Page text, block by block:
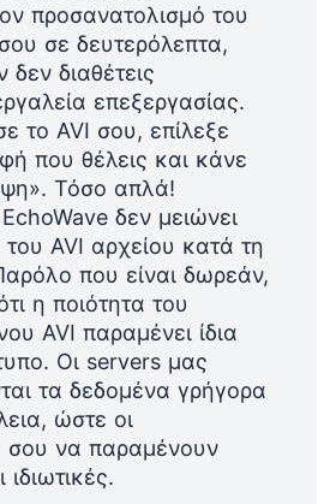
προσανατολισμό του
σε δευτερόλεπτα,
διαθέτεις
επεξεργασίας.
το AVI σου, επίλεξε
που θέλεις και κάνε
Τόσο απλά!
δεν μειώνει
του AVI αρχείου κατά τη
που είναι δωρεάν,
η ποιότητα του
AVI παραμένει ίδια
Οι servers μας
τα δεδομένα γρήγορα
ώστε οι
σου να παραμένουν